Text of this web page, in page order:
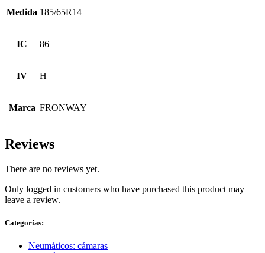
Medida 185/65R14
IC 86
IV H
Marca FRONWAY
Reviews
There are no reviews yet.
Only logged in customers who have purchased this product may
leave a review.
Categorías:
Neumáticos: cámaras